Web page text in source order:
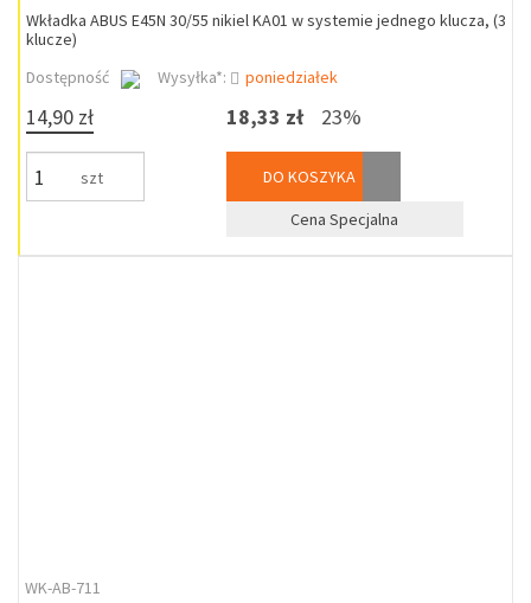
Wkładka ABUS E45N 30/55 nikiel KA01 w systemie jednego klucza, (3
klucze)
Dostępność
Wysyłka*: poniedziałek
14,90 zł
szt
18,33 zł 23%
DO KOSZYKA
Cena Specjalna
WK-AB-711